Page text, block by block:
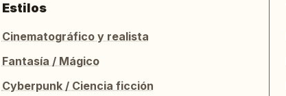
Estilos
Cinematográfico y realista
Fantasía / Mágico
Cyberpunk / Ciencia ficción